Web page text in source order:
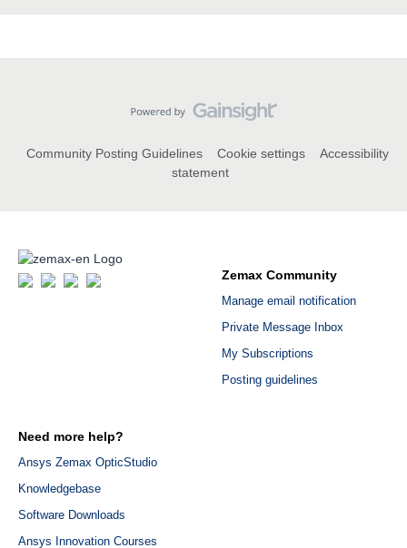
Community Posting Guidelines Cookie settings
Accessibility
statement
Zemax Community
Manage email notification
Private Message Inbox
My Subscriptions
Posting guidelines
Need more help?
Ansys Zemax OpticStudio
Knowledgebase
Software Downloads
Ansys Innovation Courses